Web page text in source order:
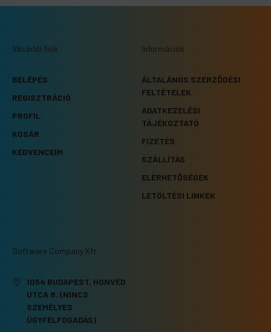
Vásárlói fiók
BELÉPÉS
REGISZTRÁCIÓ
PROFIL
KOSÁR
KEDVENCEIM
Információk
ÁLTALÁNOS SZERZŐDÉSI
FELTÉTELEK
ADATKEZELÉSI
TÁJÉKOZTATÓ
FIZETÉS
SZÁLLÍTÁS
ELÉRHETŐSÉGEK
LETÖLTÉSI LINKEK
Software Company Kft.
1054 BUDAPEST, HONVÉD
UTCA 8. (NINCS
SZEMÉLYES
ÜGYFÉLFOGADÁS)